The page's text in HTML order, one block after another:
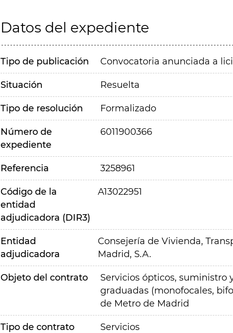
Datos del expediente
Tipo de publicación Convocatoria anunciada a
Situación Resuelta
Tipo de resolución Formalizado
Número de
expediente
6011900366
Referencia 3258961
Código de la
entidad
adjudicadora (DIR3)
A13022951
Entidad
adjudicadora
Consejería de Vivienda,
Madrid, S.A.
Objeto del contrato
Servicios ópticos, suministro
graduadas (monofocales,
de Metro de Madrid
Tipo de contrato Servicios